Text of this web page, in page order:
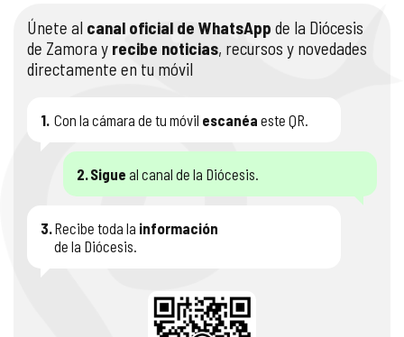
Únete al canal oficial de WhatsApp de la Diócesis
de Zamora y recibe noticias, recursos y novedades
directamente en tu móvil
1. Con la cámara de tu móvil escanéa este QR.
2.Sigue al canal de la Diócesis.
3.Recibe toda la información
de la Diócesis.